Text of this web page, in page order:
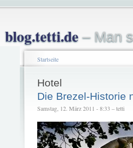
blog.tetti.de– Man
Startseite
Hotel
Die Brezel-Historie
Samstag, 12. März 2011 - 8:33 – tetti